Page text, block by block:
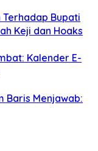
Terhadap Bupati
Keji dan Hoaks
Kalender E-
Baris Menjawab: